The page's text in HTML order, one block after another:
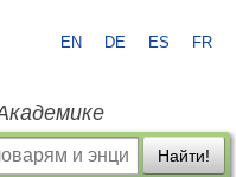
EN DE ES FR
Найти!